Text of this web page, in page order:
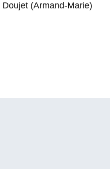
(Armand-Marie)